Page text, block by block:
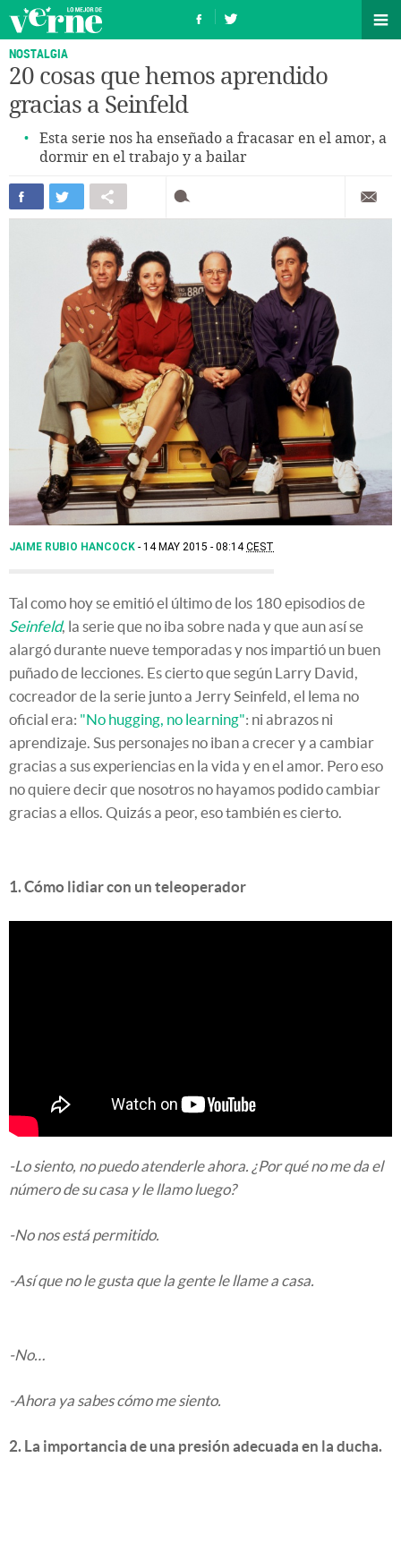
NOSTALGIA
20 cosas que hemos aprendido
gracias a Seinfeld
Esta serie nos ha enseñado a fracasar en el amor, a
dormir en el trabajo y a bailar
JAIME RUBIO HANCOCK 14 MAY 2015 - 08:14CEST
Tal como hoy se emitió el último de los 180 episodios de
Seinfeld, la serie que no iba sobre nada y que aun así se
alargó durante nueve temporadas y nos impartió un buen
puñado de lecciones. Es cierto que según Larry David,
cocreador de la serie junto a Jerry Seinfeld, el lema no
oficial era: "No hugging, no learning": ni abrazos ni
aprendizaje. Sus personajes no iban a crecer y a cambiar
gracias a sus experiencias en la vida y en el amor. Pero eso
no quiere decir que nosotros no hayamos podido cambiar
gracias a ellos. Quizás a peor, eso también es cierto.
1. Cómo lidiar con un teleoperador
-Lo siento, no puedo atenderle ahora. ¿Por qué no me da el
número de su casa y le llamo luego?
-No nos está permitido.
-Así que no le gusta que la gente le llame a casa.
-No…
-Ahora ya sabes cómo me siento.
2. La importancia de una presión adecuada en la ducha.